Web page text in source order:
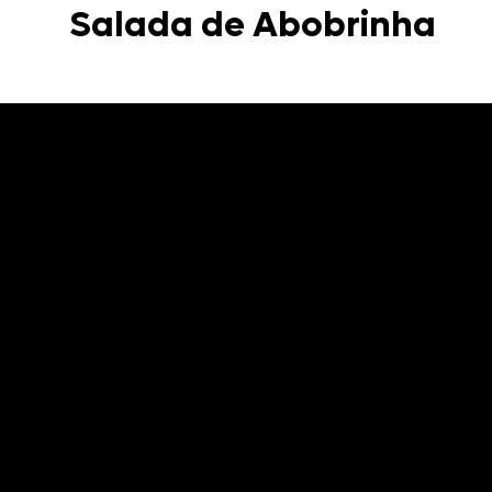
Salada de Abobrinha